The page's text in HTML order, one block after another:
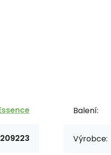
Balení:
Výrobce: